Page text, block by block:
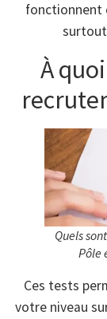
fonctionnent
À
Quels
Pôle
Ces tests
votre niveau